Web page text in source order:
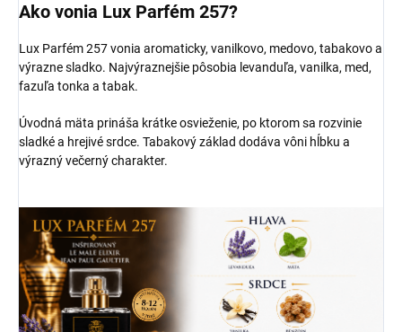
Ako vonia Lux Parfém 257?
Lux Parfém 257 vonia aromaticky, vanilkovo, medovo, tabakovo a
výrazne sladko. Najvýraznejšie pôsobia levanduľa, vanilka, med,
fazuľa tonka a tabak.
Úvodná mäta prináša krátke osvieženie, po ktorom sa rozvinie
sladké a hrejivé srdce. Tabakový základ dodáva vôni hĺbku a
výrazný večerný charakter.